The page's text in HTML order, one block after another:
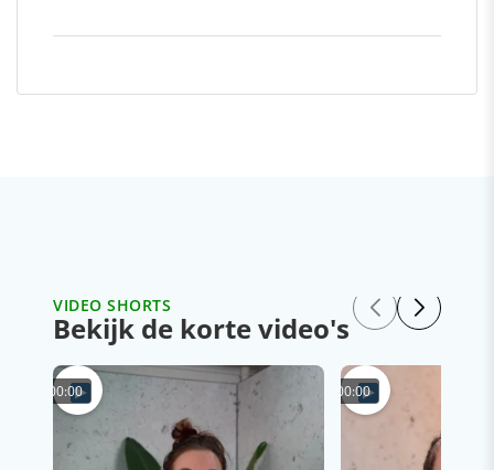
VIDEO SHORTS
Bekijk de korte video's
00:00 00:00